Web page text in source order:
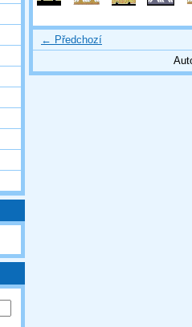
← Předchozí